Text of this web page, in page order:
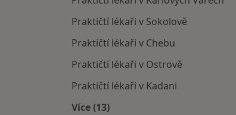
Praktičtí lékaři v Sokolově
Praktičtí lékaři v Chebu
Praktičtí lékaři v Ostrově
Praktičtí lékaři v Kadani
Více (13)